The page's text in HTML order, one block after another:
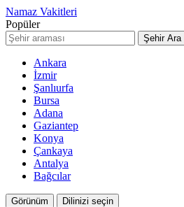
Namaz Vakitleri
Popüler
Şehir Ara
Ankara
İzmir
Şanlıurfa
Bursa
Adana
Gaziantep
Konya
Çankaya
Antalya
Bağcılar
Görünüm Dilinizi seçin